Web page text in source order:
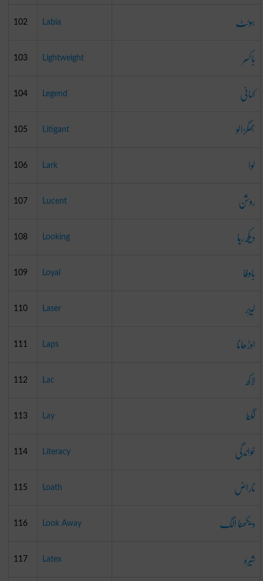
102 Labia ہونٹ
103 Lightweight باکسَر
104 Legend کہانی
105 Litigant جھگڑالو
106 Lark لوا
107 Lucent روشن
108 Looking دیکھ رہا
109 Loyal باوفا
110 Laser لیزر
111 Laps اوڑھانا
112 Lac لاکھ
113 Lay لگنا
114 Literacy خواندگی
115 Loath ناراض
116 Look Away دیکھنا الگ
117 Latex شیرَہ